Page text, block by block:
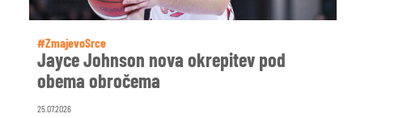
#ZmajevoSrce
Jayce Johnson nova okrepitev pod
obema obročema
25.07.2026